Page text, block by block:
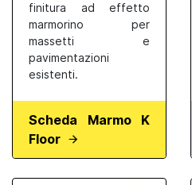
finitura ad effetto
marmorino per
massetti e
pavimentazioni
esistenti.
Scheda Marmo K
Floor